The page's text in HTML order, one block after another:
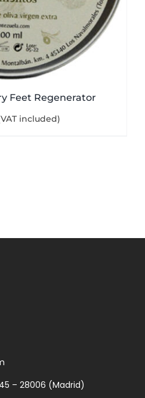
Feet Regenerator
included)
– 28006 (Madrid)